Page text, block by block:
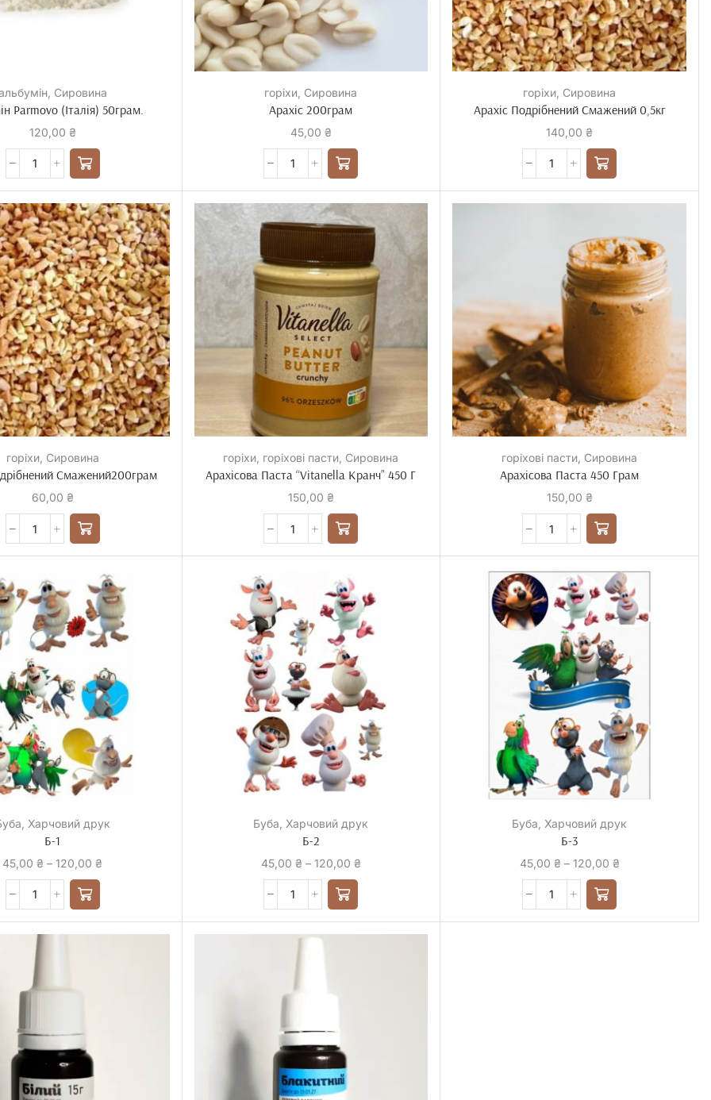
Сировина
Parmovo (Італія) 50грам.
120,00 ₴
горіхи Сировина
Арахіс 200грам
45,00 ₴
горіхи Сировина
Арахіс Подрібнений Смажений 0,5кг
140,00 ₴
горіхи, Сировина
Смажений200грам
60,00 ₴
горіхи горіхові пасти Сировина
Арахісова Паста “Vitanella Кранч” 450 Г
150,00 ₴
горіхові пасти Сировина
Арахісова Паста 450 Грам
150,00 ₴
Харчовий друк
Б-1
45,00 ₴ – 120,00 ₴
Буба Харчовий друк
Б-2
45,00 ₴ – 120,00 ₴
Буба Харчовий друк
Б-3
45,00 ₴ – 120,00 ₴